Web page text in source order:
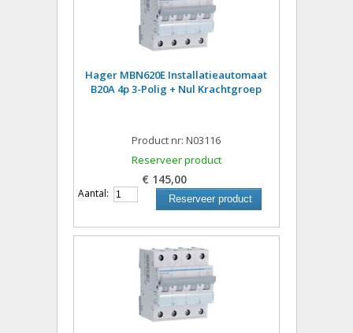
Hager MBN620E Installatieautomaat
B20A 4p 3-Polig + Nul Krachtgroep
Product nr: N03116
Reserveer product
€ 145,00
Aantal: Reserveer product